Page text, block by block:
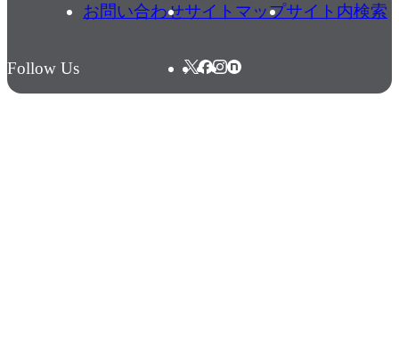
お問い合わせサイトマップサイト内検索
Follow Us